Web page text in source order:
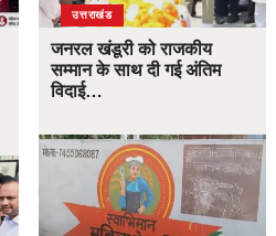
उत्तराखंड
जनरल खंडूरी को राजकीय
सम्मान के साथ दी गई अंतिम
विदाई…